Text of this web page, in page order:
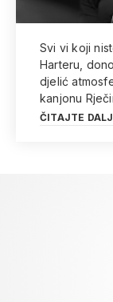
Svi vi koji
Harteru,
djelić
kanjonu
ČITAJTE